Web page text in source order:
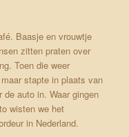
Baasje en vrouwtje
zitten praten over
Toen die weer
stapte in plaats van
de auto in. Waar gingen
wisten we het
in Nederland.